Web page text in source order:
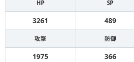
HP SP
3261 489
攻撃 防御
1975 366